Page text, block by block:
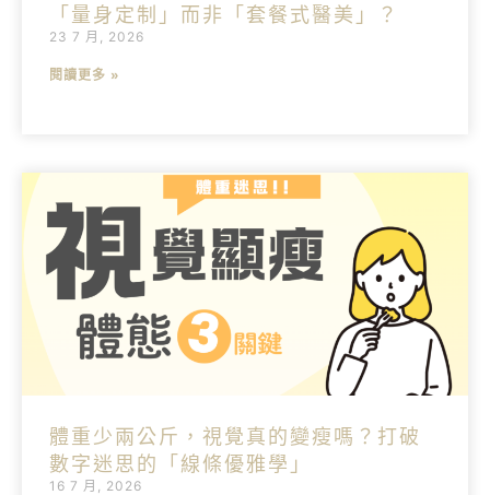
「量身定制」而非「套餐式醫美」？
23 7 月, 2026
閱讀更多 »
體重少兩公斤，視覺真的變瘦嗎？打破
數字迷思的「線條優雅學」
16 7 月, 2026